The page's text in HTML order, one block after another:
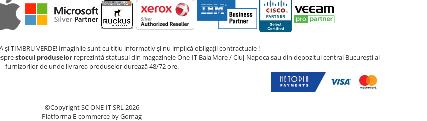
și TIMBRU VERDE! Imaginile sunt cu titlu informativ și nu implică obligații contractuale !
stocul produselorreprezintă statusul din magazinele One-IT Baia Mare / Cluj-Napoca sau din depozitul central București al
furnizorilor de unde livrarea produselor durează 48/72 ore.
©Copyright SC ONE-IT SRL 2026
Platforma E-commerce by Gomag